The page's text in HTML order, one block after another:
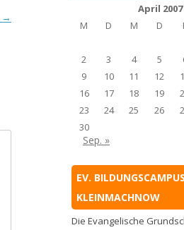
→
April 2007
M
D M D
2
3 4 5
9
10 11 12
16
17 18 19
23
24 25 26
30
Sep. »
EV. BILDUNGSCAMPUS
KLEINMACHNOW
Die Evangelische